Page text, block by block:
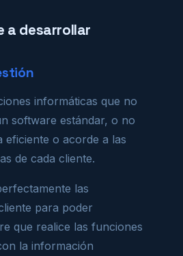
a desarrollar
informáticas que no
software estándar, o no
eficiente o acorde a las
de cada cliente.
las
para poder
que realice las funciones
la información